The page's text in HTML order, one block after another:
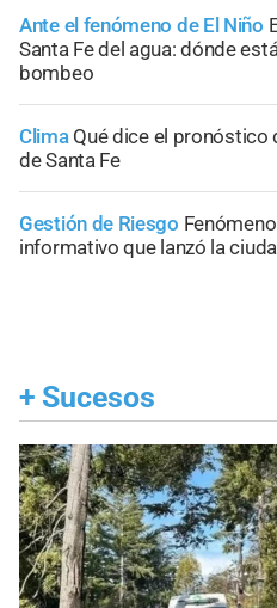
Ante el fenómeno de El Niño
Santa Fe del agua: dónde
bombeo
Clima Qué dice el pronóstico
de Santa Fe
Gestión de Riesgo
informativo que lanzó la
+ Sucesos